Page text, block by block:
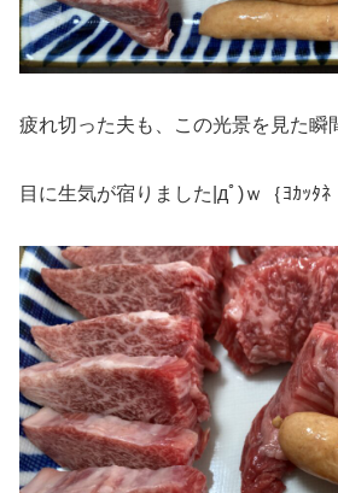
疲れ切った夫も、この光景を見た瞬
目に生気が宿りました|дﾟ)ｗ｛ﾖｶｯﾀﾈ